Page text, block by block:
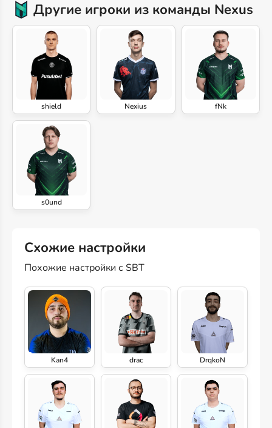
Другие игроки из команды Nexus
shield Nexius fNk
s0und
Схожие настройки
Похожие настройки с SBT
Kan4 drac DrqkoN